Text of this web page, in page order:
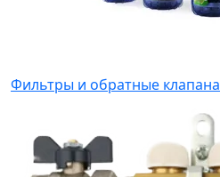
Фильтры и обратные клапана